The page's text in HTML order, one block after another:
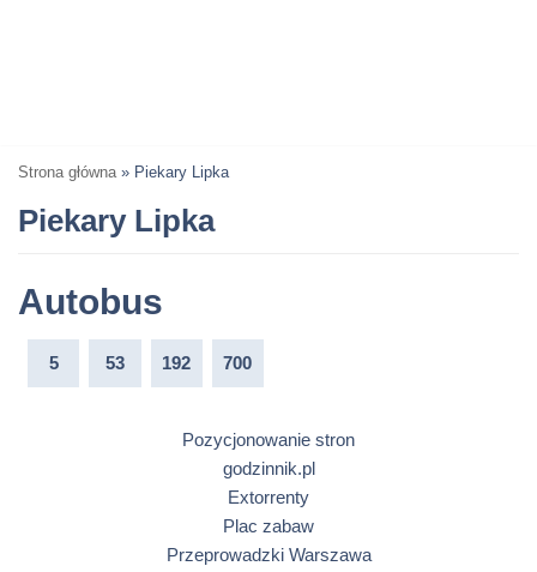
Strona główna » Piekary Lipka
Piekary Lipka
Autobus
5 53 192 700
Pozycjonowanie stron
godzinnik.pl
Extorrenty
Plac zabaw
Przeprowadzki Warszawa